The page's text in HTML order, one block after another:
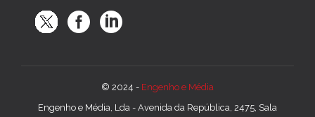
© 2024 - Engenho e Média
Engenho e Média, Lda - Avenida da República, 2475, Sala